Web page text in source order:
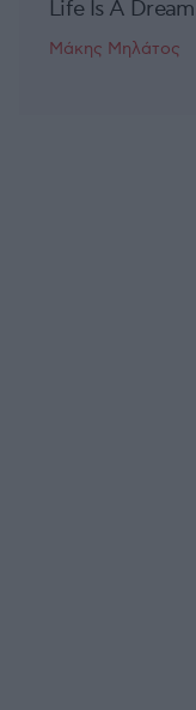
Life Is A
Μάκης Μηλάτος